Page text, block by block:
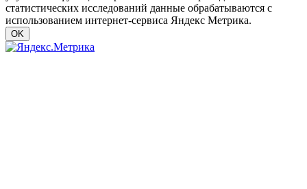
статистических исследований данные обрабатываются с
использованием интернет-сервиса Яндекс Метрика.
OK